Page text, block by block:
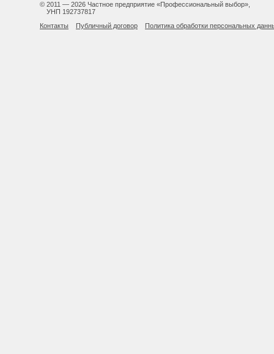
© 2011 — 2026 Частное предприятие «Профессиональный выбор»,
УНП 192737817
Контакты
Публичный договор Политика обработки персональных